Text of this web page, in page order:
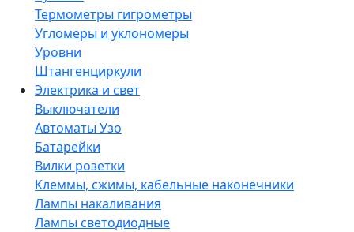
Термометры гигрометры
Угломеры и уклономеры
Уровни
Штангенциркули
Электрика и свет
Выключатели
Автоматы Узо
Батарейки
Вилки розетки
Клеммы, сжимы, кабельные наконечники
Лампы накаливания
Лампы светодиодные